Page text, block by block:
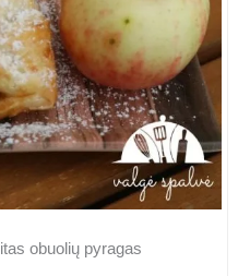
obuolių pyragas